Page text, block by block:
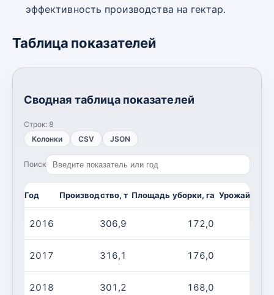
эффективность производства на гектар.
Таблица показателей
Сводная таблица показателей
Строк: 8
Колонки
CSV JSON
Поиск
Год Производство, т Площадь уборки, га
2016 306,9 172,0
2017 316,1 176,0
2018 301,2 168,0